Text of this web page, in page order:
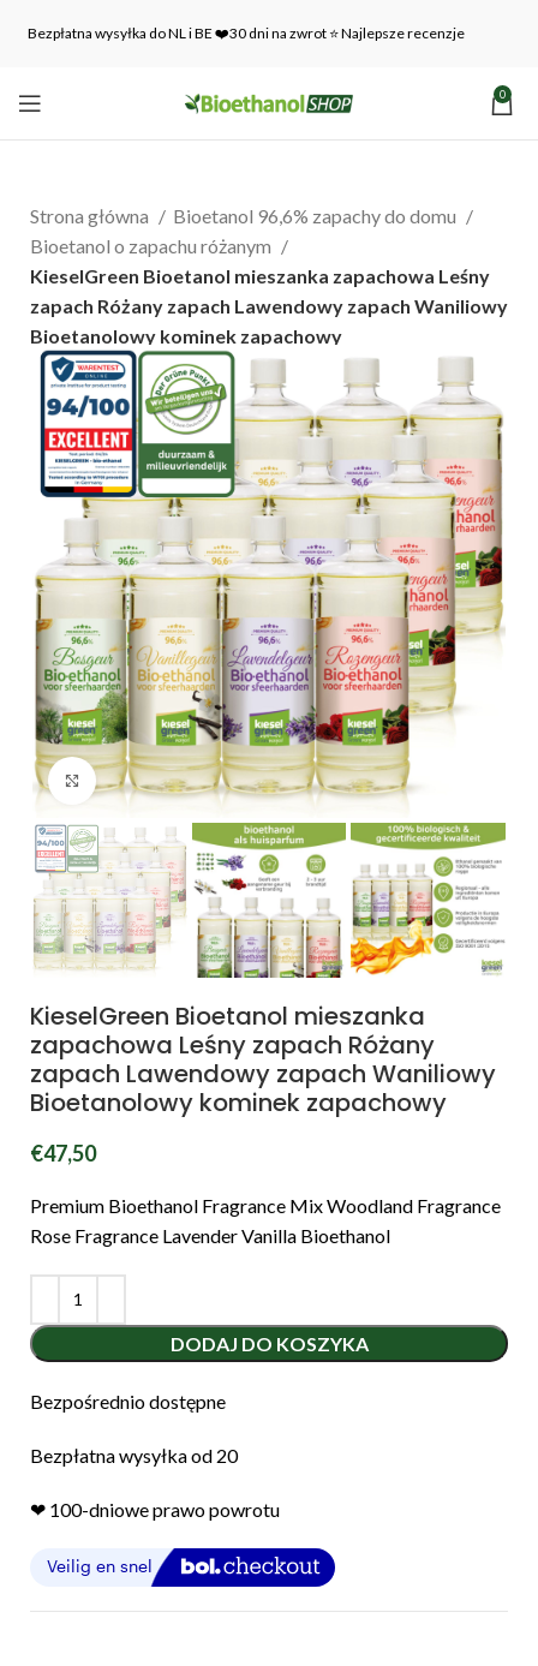
Bezpłatna wysyłka do NL i BE ❤️30 dni na zwrot ⭐ Najlepsze recenzje
0
Strona główna
Bioetanol 96,6% zapachy do domu
Bioetanol o zapachu różanym
KieselGreen Bioetanol mieszanka zapachowa Leśny
zapach Różany zapach Lawendowy zapach Waniliowy
Bioetanolowy kominek zapachowy
Kliknij, aby powiększyć
KieselGreen Bioetanol mieszanka
zapachowa Leśny zapach Różany
zapach Lawendowy zapach Waniliowy
Bioetanolowy kominek zapachowy
€47,50
Premium Bioethanol Fragrance Mix Woodland Fragrance
Rose Fragrance Lavender Vanilla Bioethanol
DODAJ DO KOSZYKA
Bezpośrednio dostępne
Bezpłatna wysyłka od 20
❤︎ 100-dniowe prawo powrotu